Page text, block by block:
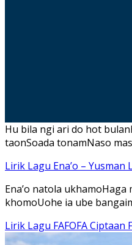
Hu bila ngi ari do hot
taonSoada tonamNaso
Lirik Lagu Ena’o – Yusman